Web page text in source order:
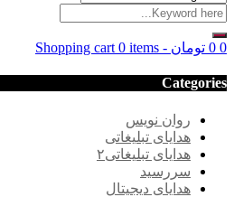
Shopping cart 0 items - 0 تومان 0
Categories
روان نویس
هدایای تبلیغاتی
هدایای تبلیغاتی۲
سررسید
هدایای دیجیتال